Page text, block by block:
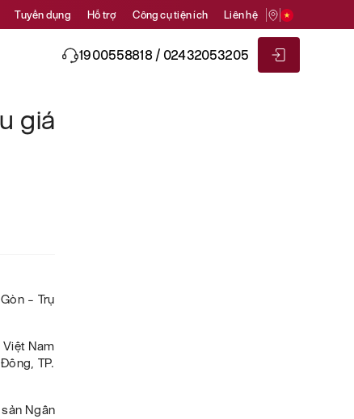
Tuyển dụng Hỗ trợ Công cụ tiện ích Liên hệ
1900558818 / 02432053205
giá
– Trụ
Nam
TP.
Ngân